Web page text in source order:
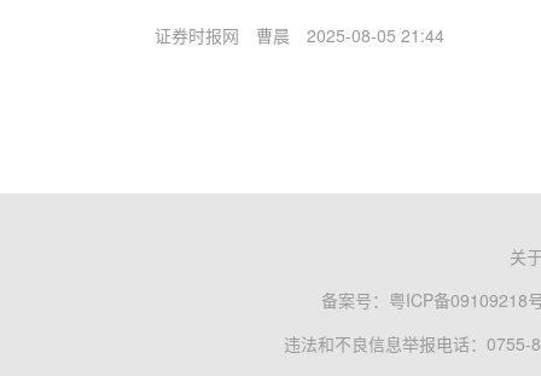
证券时报网 曹晨 2025-08-05 21:44
关
备案号： 粤ICP备09109218
违法和不良信息举报电话：0755-